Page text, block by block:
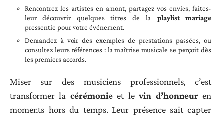
Rencontrez les artistes en amont, partagez vos envies, faites-
leur découvrir quelques titres de la playlist mariage
pressentie pour votre événement.
Demandez à voir des exemples de prestations passées, ou
consultez leurs références : la maîtrise musicale se perçoit dès
les premiers accords.
Miser sur des musiciens professionnels, c’est
transformer la cérémonieet levin d’honneuren
moments hors du temps. Leur présence sait capter